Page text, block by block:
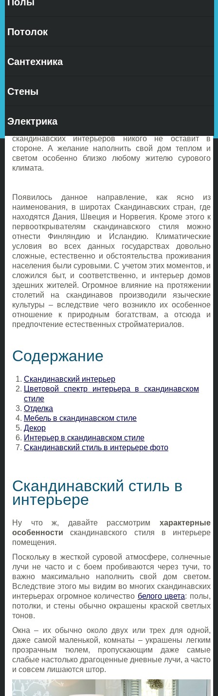
Потолок
Сантехника
Стены
Электрика
во всем мире, и в России в особенности. И в этом нет
ничего удивительного: изящество и легкость
скандинавских интерьеров никого не оставит в
стороне. А желание наполнить свой дом теплом и
светом особенно близко любому жителю сурового
климата.
Появилось данное направление, как ясно из
наименования, в широтах Скандинавских стран, где
находятся Дания, Швеция и Норвегия. Кроме этого к
первооткрывателям скандинавского стиля можно
отнести Финляндию и Исландию. Климатические
условия во всех данных государствах довольно
сложные, естественно и обстоятельства проживания
населения были суровыми. С учетом этих моментов, и
сложился быт, и соответственно, и интерьер домов
здешних жителей. Огромное влияние на протяжении
столетий на скандинавов производили языческие
культуры – вследствие чего возникло их особенное
отношение к природным богатствам, а отсюда и
предпочтение естественных стройматериалов.
Содержание
Скандинавский интерьер
Цветовой спектр интерьера в скандинавском
стиле
Отделка
Мебель в скандинавском стиле
Декор
Интерьер в скандинавском стиле
Скандинавский стиль в интерьере фото
Скандинавский стиль в
интерьере
Ну что ж, давайте рассмотрим характерные
особенности скандинавского стиля в интерьере
помещения.
Поскольку в жесткой суровой атмосфере, солнечные
лучи не часто и с боем пробиваются через тучи, то
важно максимально наполнить свой дом светом.
Вследствие этого мы видим во многих скандинавских
интерьерах огромное количество белого цвета: полы,
потолки, и стены обычно окрашены краской светлых
тонов.
Окна – их обычно около двух или трех для одной,
даже самой маленькой, комнаты – украшены легким
прозрачным тюлем, пропускающим даже самые
слабые настолько драгоценные дневные лучи, а часто
и совсем лишаются штор.